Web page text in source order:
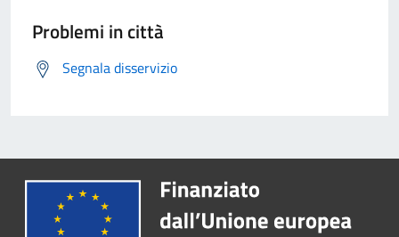
Problemi in città
Segnala disservizio